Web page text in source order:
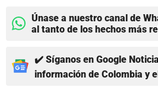
Únase a nuestro canal de
al tanto de los hechos más
✔️ Síganos en Google
información de Colombia y